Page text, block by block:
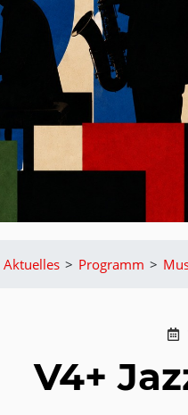
Aktuelles > Programm >
V4+